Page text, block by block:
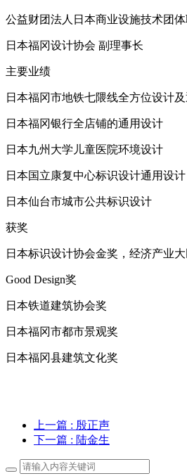
公益财团法人日本商业设施技术团
日本福冈设计协会 副理事长
主要业绩
日本福冈市地铁七隈线全方位设计
日本福冈银行全店铺的通用设计
日本九州大学儿童医院环境设计
日本国立康复中心标识设计通用设计
日本仙台市城市公共标识设计
获奖
日本标识设计协会金奖，经济产业
Good Design奖
日本铁道建筑协会奖
日本福冈市都市景观奖
日本福冈县建筑文化奖
上一篇 : 殷正声
下一篇 : 陆金生